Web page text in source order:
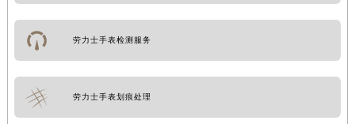
劳力士手表检测服务
劳力士手表划痕处理